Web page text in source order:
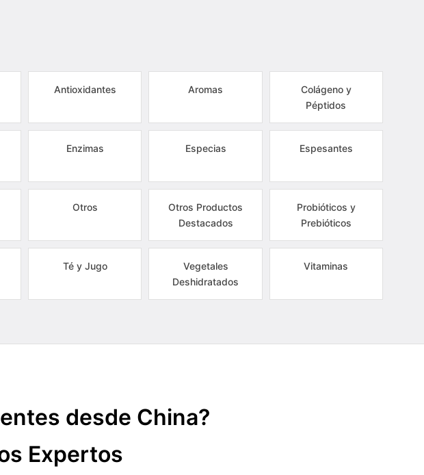
Antioxidantes Aromas
Colágeno y
Péptidos
Enzimas Especias Espesantes
Otros
Otros Productos
Destacados
Probióticos y
Prebióticos
Té y Jugo
Vegetales
Deshidratados
Vitaminas
desde China?
Expertos